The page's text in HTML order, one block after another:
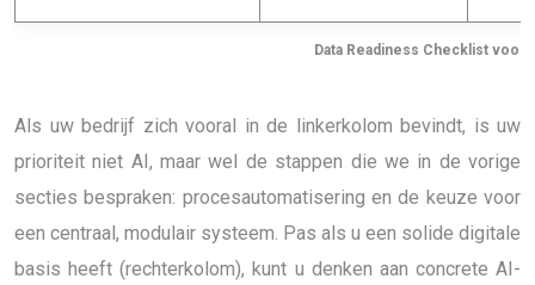
Data Readiness Checklist voor
Als uw bedrijf zich vooral in de linkerkolom bevindt, is uw
prioriteit niet AI, maar wel de stappen die we in de vorige
secties bespraken: procesautomatisering en de keuze voor
een centraal, modulair systeem. Pas als u een solide digitale
basis heeft (rechterkolom), kunt u denken aan concrete AI-